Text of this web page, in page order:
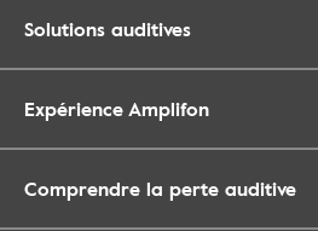
Solutions auditives
Expérience Amplifon
Comprendre la perte auditive